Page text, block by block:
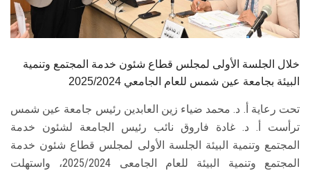
الزائـرون
خلال الجلسة الأولى لمجلس قطاع شئون خدمة المجتمع وتنمية
البيئة بجامعة عين شمس للعام الجامعي 2025/2024
تحت رعاية أ. د. محمد ضياء زين العابدين رئيس جامعة عين شمس
ترأست أ. د. غادة فاروق نائب رئيس الجامعة لشئون خدمة
المجتمع وتنمية البيئة الجلسة الأولى لمجلس قطاع شئون خدمة
المجتمع وتنمية البيئة للعام الجامعى 2025/2024، واستهلت